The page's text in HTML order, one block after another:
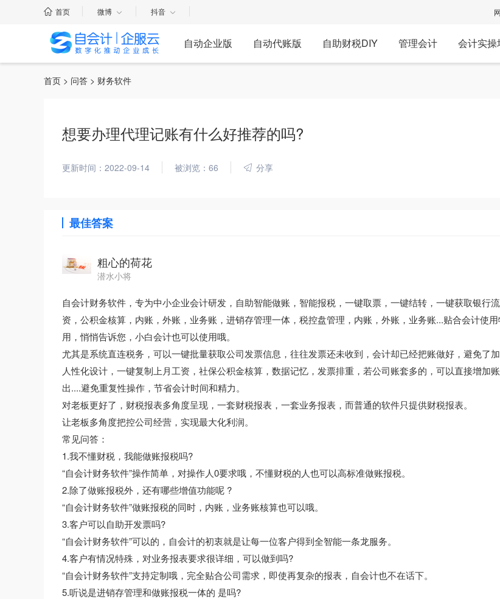
首页 微博 抖音
自动企业版 自动代账版 自助财税DIY 管理会计 会计实操
首页 > 问答 > 财务软件
想要办理代理记账有什么好推荐的吗?
更新时间：2022-09-14 被浏览：66 分享
最佳答案
粗心的荷花
潜水小将
自会计财务软件，专为中小企业会计研发，自助智能做账，智能报税，一键取票，一键结转，一键获取银行
资，公积金核算，内账，外账，业务账，进销存管理一体，税控盘管理，内账，外账，业务账...贴合会计使
用，悄悄告诉您，小白会计也可以使用哦。
尤其是系统直连税务，可以一键批量获取公司发票信息，往往发票还未收到，会计却已经把账做好，避免了加
人性化设计，一键复制上月工资，社保公积金核算，数据记忆，发票排重，若公司账套多的，可以直接增加
出....避免重复性操作，节省会计时间和精力。
对老板更好了，财税报表多角度呈现，一套财税报表，一套业务报表，而普通的软件只提供财税报表。
让老板多角度把控公司经营，实现最大化利润。
常见问答：
1.我不懂财税，我能做账报税吗?
“自会计财务软件”操作简单，对操作人0要求哦，不懂财税的人也可以高标准做账报税。
2.除了做账报税外，还有哪些增值功能呢 ?
“自会计财务软件”做账报税的同时，内账，业务账核算也可以哦。
3.客户可以自助开发票吗?
“自会计财务软件”可以的，自会计的初衷就是让每一位客户得到全智能一条龙服务。
4.客户有情况特殊，对业务报表要求很详细，可以做到吗?
“自会计财务软件”支持定制哦，完全贴合公司需求，即使再复杂的报表，自会计也不在话下。
5.听说是进销存管理和做账报税一体的 是吗?